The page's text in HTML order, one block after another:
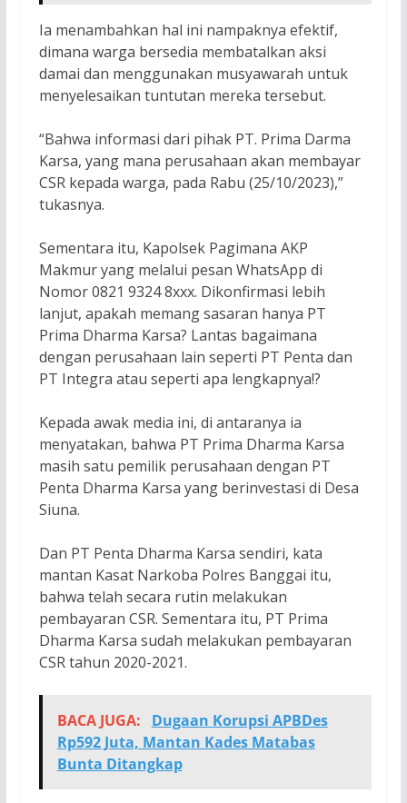
Ia menambahkan hal ini nampaknya efektif,
dimana warga bersedia membatalkan aksi
damai dan menggunakan musyawarah untuk
menyelesaikan tuntutan mereka tersebut.
“Bahwa informasi dari pihak PT. Prima Darma
Karsa, yang mana perusahaan akan membayar
CSR kepada warga, pada Rabu (25/10/2023),”
tukasnya.
Sementara itu, Kapolsek Pagimana AKP
Makmur yang melalui pesan WhatsApp di
Nomor 0821 9324 8xxx. Dikonfirmasi lebih
lanjut, apakah memang sasaran hanya PT
Prima Dharma Karsa? Lantas bagaimana
dengan perusahaan lain seperti PT Penta dan
PT Integra atau seperti apa lengkapnya!?
Kepada awak media ini, di antaranya ia
menyatakan, bahwa PT Prima Dharma Karsa
masih satu pemilik perusahaan dengan PT
Penta Dharma Karsa yang berinvestasi di Desa
Siuna.
Dan PT Penta Dharma Karsa sendiri, kata
mantan Kasat Narkoba Polres Banggai itu,
bahwa telah secara rutin melakukan
pembayaran CSR. Sementara itu, PT Prima
Dharma Karsa sudah melakukan pembayaran
CSR tahun 2020-2021.
BACA JUGA:
Dugaan Korupsi APBDes
Rp592 Juta, Mantan Kades Matabas
Bunta Ditangkap